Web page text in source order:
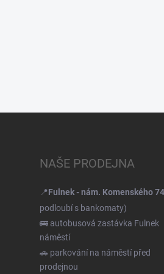
NAŠE PRODEJNA
📍Fulnek - nám. Komenského 74
podloubí s bankomaty)
🚌 autobusová zastávka Fulnek
náměstí
🚗 parkování na náměstí před
prodejnou